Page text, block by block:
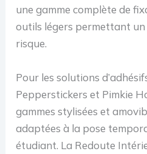
une gamme complète de
outils légers permettant un
risque.
Pour les solutions
Pepperstickers et Pimkie
gammes stylisées et
adaptées à la pose
étudiant. La Redoute